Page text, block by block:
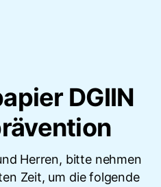
DGIIN
Herren, bitte nehmen
Zeit, um die folgende